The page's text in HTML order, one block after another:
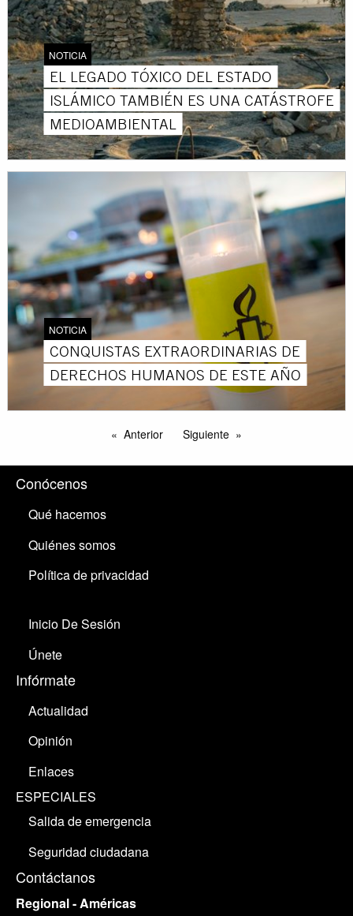
NOTICIA
EL LEGADO TÓXICO DEL ESTADO
ISLÁMICO TAMBIÉN ES UNA CATÁSTROFE
MEDIOAMBIENTAL
NOTICIA
CONQUISTAS EXTRAORDINARIAS DE
DERECHOS HUMANOS DE ESTE AÑO
Anterior Siguiente
Conócenos
Qué hacemos
Quiénes somos
Política de privacidad
Inicio De Sesión
Únete
Infórmate
Actualidad
Opinión
Enlaces
ESPECIALES
Salida de emergencia
Seguridad ciudadana
Contáctanos
Regional - Américas